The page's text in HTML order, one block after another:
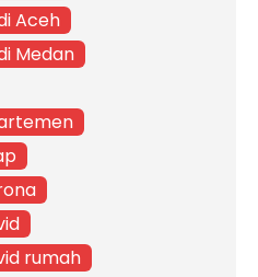
Aceh
Medan
rumah